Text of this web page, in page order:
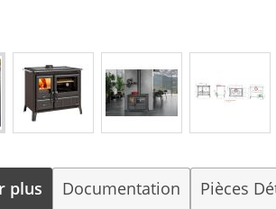
plus Documentation Pièces